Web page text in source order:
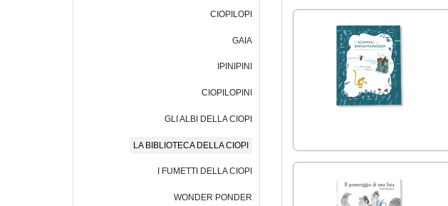
CIOPILOPI
GAIA
IPINIPINI
CIOPILOPINI
GLI ALBI DELLA CIOPI
LA BIBLIOTECA DELLA CIOPI
I FUMETTI DELLA CIOPI
WONDER PONDER